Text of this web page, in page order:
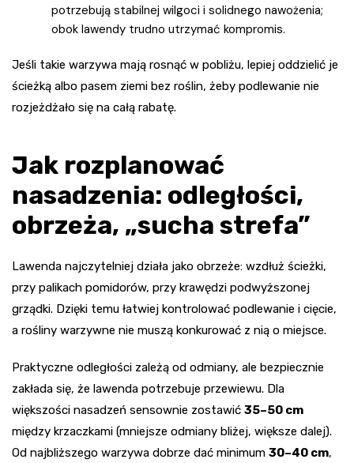
potrzebują stabilnej wilgoci i solidnego nawożenia;
obok lawendy trudno utrzymać kompromis.
Jeśli takie warzywa mają rosnąć w pobliżu, lepiej oddzielić je
ścieżką albo pasem ziemi bez roślin, żeby podlewanie nie
rozjeżdżało się na całą rabatę.
Jak rozplanować
nasadzenia: odległości,
obrzeża, „sucha strefa”
Lawenda najczytelniej działa jako obrzeże: wzdłuż ścieżki,
przy palikach pomidorów, przy krawędzi podwyższonej
grządki. Dzięki temu łatwiej kontrolować podlewanie i cięcie,
a rośliny warzywne nie muszą konkurować z nią o miejsce.
Praktyczne odległości zależą od odmiany, ale bezpiecznie
zakłada się, że lawenda potrzebuje przewiewu. Dla
większości nasadzeń sensownie zostawić 35–50 cm
między krzaczkami (mniejsze odmiany bliżej, większe dalej).
Od najbliższego warzywa dobrze dać minimum 30–40 cm,